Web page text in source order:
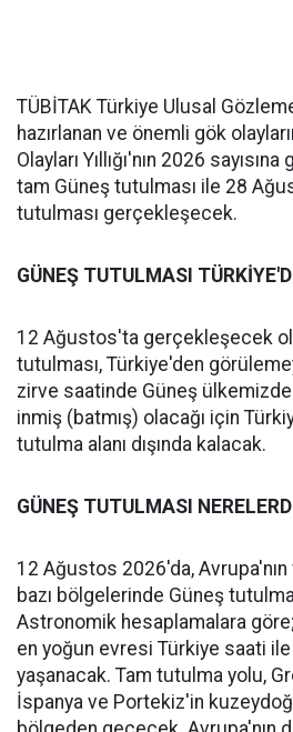
TÜBİTAK Türkiye Ulusal
hazırlanan ve önemli gök
Olayları Yıllığı'nın 2026
tam Güneş tutulması ile 28
tutulması gerçekleşecek.
GÜNEŞ TUTULMASI
12 Ağustos'ta gerçekleşecek
tutulması, Türkiye'den
zirve saatinde Güneş
inmiş (batmış) olacağı için
tutulma alanı dışında kalacak.
GÜNEŞ TUTULMASI
12 Ağustos 2026'da,
bazı bölgelerinde Güneş
Astronomik hesaplamalara göre;
en yoğun evresi Türkiye saati
yaşanacak. Tam tutulma yolu,
İspanya ve Portekiz'in